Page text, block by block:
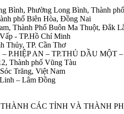
Bình, Phường Long Bình, Thành
phố Biên Hòa, Đồng Nai
Thành Phố Buôn Ma Thuột, Đắk
- TP.Hồ Chí Minh
Thủy, TP. Cần Thơ
P.HIỆP AN – TP.THỦ DẦU MỘT
Thành phố Vũng Tàu
Trăng, Việt Nam
– Lâm Đồng
CÁC TỈNH VÀ THÀNH